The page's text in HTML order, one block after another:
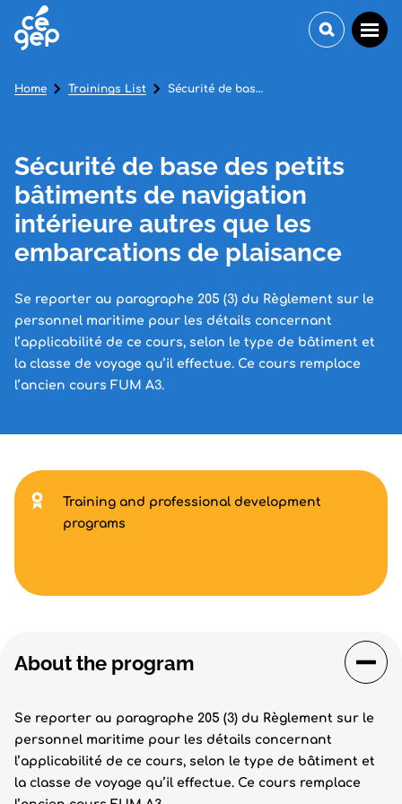
Sécurité de base des petits
bâtiments de navigation
intérieure autres que les
embarcations de plaisance
Se reporter au paragraphe 205 (3) du Règlement sur le
personnel maritime pour les détails concernant
l’applicabilité de ce cours, selon le type de bâtiment et
la classe de voyage qu’il effectue. Ce cours remplace
l’ancien cours FUM A3.
Home Trainings List Sécurité de base des petits bâtiments de navigation intérieure autres que les embarcations de plaisance
About the program
Se reporter au paragraphe 205 (3) du Règlement sur le
personnel maritime pour les détails concernant
l’applicabilité de ce cours, selon le type de bâtiment et
la classe de voyage qu’il effectue. Ce cours remplace
Training and professional development
programs